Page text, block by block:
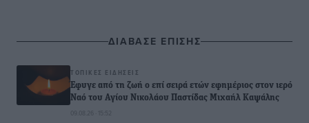
ΔΙΑΒΑΣΕ ΕΠΙΣΗΣ
ΤΟΠΙΚΈΣ ΕΙΔΉΣΕΙΣ
Έφυγε από τη ζωή ο επί σειρά ετών εφημέριος στον ιερό
Ναό του Αγίου Νικολάου Παστίδας Μιχαήλ Καψάλης
09.08.26 · 15:52